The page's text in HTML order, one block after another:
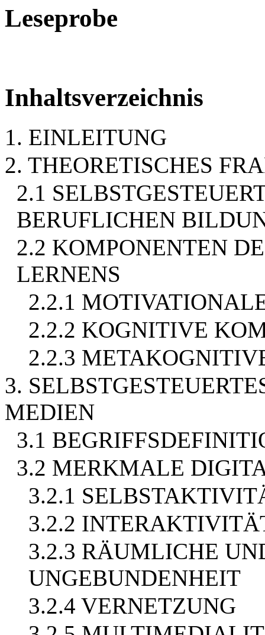
Leseprobe
Inhaltsverzeichnis
1. EINLEITUNG
2. THEORETISCHES
2.1
BERUFLICHEN
2.2 KOMPONENTEN
LERNENS
2.2.1
2.2.2 KOGNITIVE
2.2.3
3.
MEDIEN
3.1
3.2 MERKMALE
3.2.1
3.2.2
3.2.3 RÄUMLICHE
UNGEBUNDENHEIT
3.2.4 VERNETZUNG